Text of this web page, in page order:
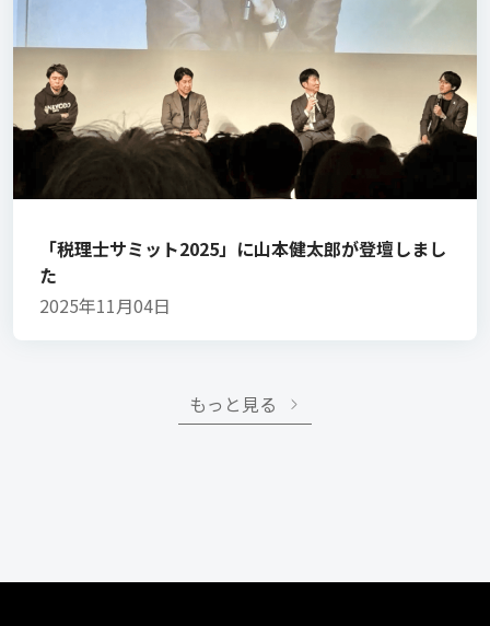
「税理士サミット2025」に山本健太郎が登壇しまし
た
2025年11月04日
もっと見る